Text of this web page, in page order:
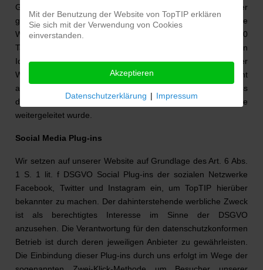
Google Adwords ein Cookie (siehe Ziffer 4) auf Ihrem Rechner
gesetzt, sofern Sie über eine Google-Anzeige auf unsere
Webseite gelangt sind. Diese Cookies verlieren nach 30
Tagen ihre Gültigkeit und dienen nicht der persönlichen
Identifizierung. Besucht der Nutzer bestimmte Seiten der
Webseite des Adwords-Kunden und das Cookie ist noch nicht
abgelaufen, können Google und der Kunde erkennen, dass
der Nutzer auf die Anzeige geklickt hat und zu dieser Seite
weitergeleitet wurde.
Social Media Plug-ins
Wir setzen auf unserer Website auf Grundlage des Art. 6 Abs.
1 S. 1 lit. f DSGVO Social Plug-ins der sozialen Netzwerke
Facebook, Twitter und Instagram ein, um TopTIP hierüber
bekannter zu machen. Der dahinterstehende werbliche Zweck
ist als berechtigtes Interesse im Sinne der DSGVO
anzusehen. Die Verantwortung für den datenschutzkonformen
Betrieb ist durch deren jeweiligen Anbieter zu gewährleisten.
Die Einbindung dieser Plug-ins durch uns erfolgt im Wege der
Mit der Benutzung der Website von TopTIP erklären
Sie sich mit der Verwendung von Cookies
einverstanden.
Akzeptieren
Datenschutzerklärung | Impressum